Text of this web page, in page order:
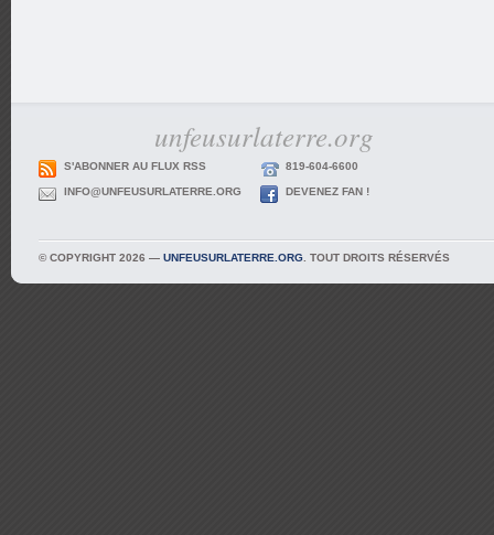
unfeusurlaterre.org
S'ABONNER AU FLUX RSS 819-604-6600
INFO@UNFEUSURLATERRE.ORG DEVENEZ FAN !
© COPYRIGHT 2026 — UNFEUSURLATERRE.ORG . TOUT DROITS RÉSERVÉS